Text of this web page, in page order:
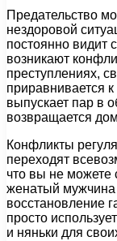
Предательство
нездоровой
постоянно видит
возникают
преступлениях,
приравнивается
выпускает пар в
возвращается
Конфликты
переходят
что вы не можете
женатый мужчина
восстановление
просто
и няньки для